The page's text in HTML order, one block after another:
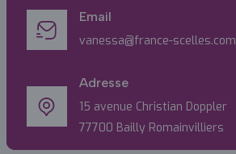
Email
vanessa@france-scelles.com
Adresse
15 avenue Christian Doppler
77700 Bailly Romainvilliers